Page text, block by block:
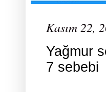
Kasım 22,
Yağmur
7 sebebi